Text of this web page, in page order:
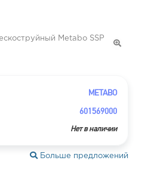
METABO
601569000
Нет в наличии
Больше предложений